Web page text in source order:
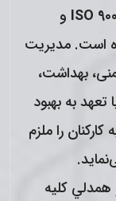
ISO و
است. مديريت
بهداشت،
به بهبود
را ملزم
كليه